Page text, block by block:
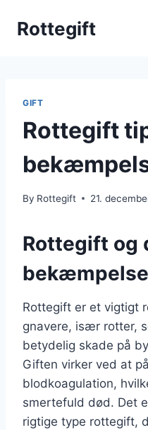
Rottegift
GIFT
Rottegift
By Rottegift 21.
Rottegift og
Rottegift er et vigtigt
gnavere, især rotter,
betydelig skade på
Giften virker ved at
blodkoagulation,
smertefuld død. Det
rigtige type rottegift,